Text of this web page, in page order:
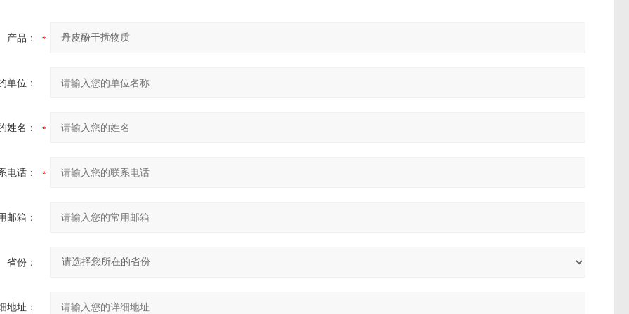
产品：
单位：
姓名：
电话：
邮箱：
省份：
地址：